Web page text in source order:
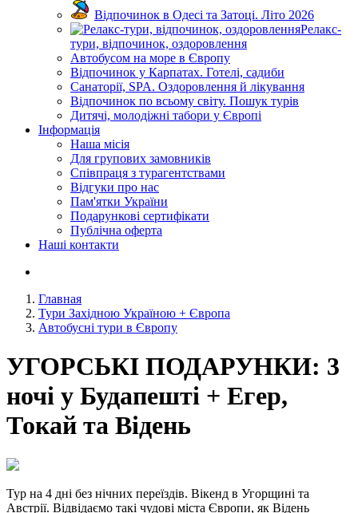
Відпочинок в Одесі та Затоці. Літо 2026
Релакс-
тури, відпочинок, оздоровлення
Автобусом на море в Європу
Відпочинок у Карпатах. Готелі, садиби
Санаторії, SPA. Оздоровлення й лікування
Відпочинок по всьому світу. Пошук турів
Дитячі, молодіжні табори у Європі
Інформація
Наша місія
Для групових замовників
Співпраця з турагентствами
Відгуки про нас
Пам'ятки України
Подарункові сертифікати
Публічна оферта
Наші контакти
Главная
Тури Західною Україною + Європа
Автобусні тури в Європу
УГОРСЬКІ ПОДАРУНКИ: 3
ночі у Будапешті + Егер,
Токай та Відень
Тур на 4 дні без нічних переїздів. Вікенд в Угорщині та
Австрії. Відвідаємо такі чудові міста Європи, як Відень